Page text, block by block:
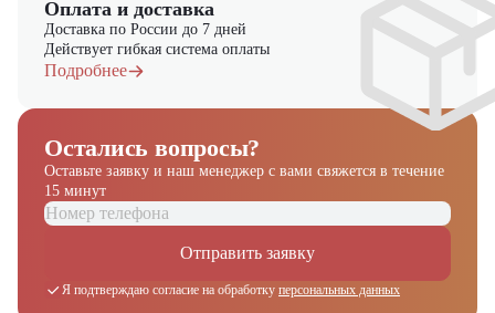
📞 Звоните прямо сейчас для уточнения деталей и оформления
заказа!
Выбирайте надежность и качество – выбирайте Hangcha
CQD16-AD2H в "ЦТО"!
Оплата и доставка
Доставка по России до 7 дней
Действует гибкая система оплаты
Подробнее
Остались вопросы?
Оставьте заявку и наш менеджер с вами свяжется в течение
15 минут
Отправить заявку
Я подтверждаю согласие на обработку персональных данных